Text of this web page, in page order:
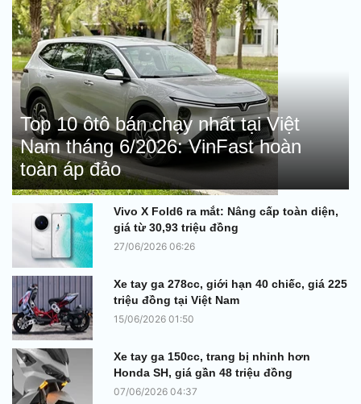
Top 10 ôtô bán chạy nhất tại Việt
Nam tháng 6/2026: VinFast hoàn
toàn áp đảo
Vivo X Fold6 ra mắt: Nâng cấp toàn diện,
giá từ 30,93 triệu đồng
27/06/2026 06:26
Xe tay ga 278cc, giới hạn 40 chiếc, giá 225
triệu đồng tại Việt Nam
15/06/2026 01:50
Xe tay ga 150cc, trang bị nhỉnh hơn
Honda SH, giá gần 48 triệu đồng
07/06/2026 04:37